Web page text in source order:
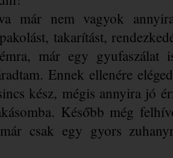
már nem vagyok
takarítást,
már egy gyufaszálat
Ennek ellenére
kész, mégis annyira jó
Később még
csak egy gyors